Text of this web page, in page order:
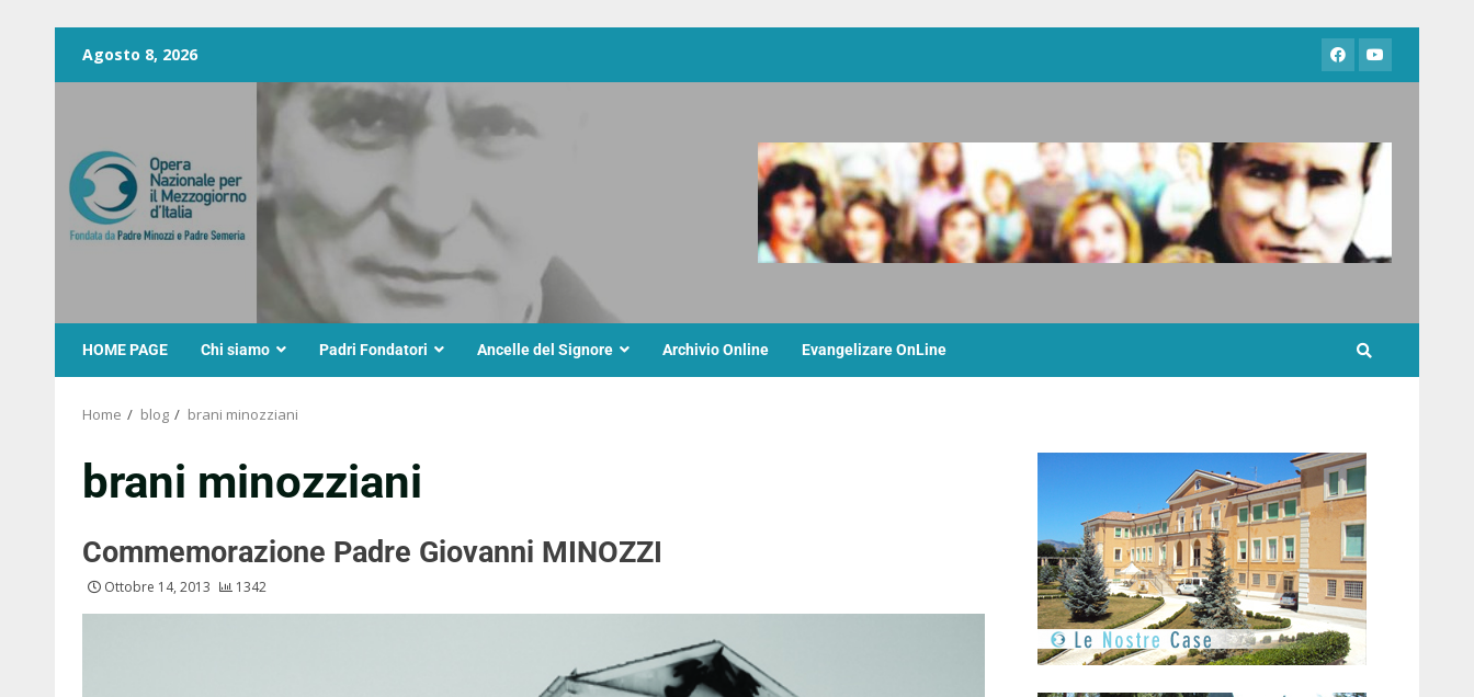
Agosto 8, 2026
HOME PAGE Chi siamo Padri Fondatori Ancelle del Signore Archivio Online Evangelizare OnLine
Home blog brani minozziani
brani minozziani
Commemorazione Padre Giovanni MINOZZI
Ottobre 14, 2013 1342